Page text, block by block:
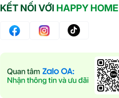
KẾT NỐI VỚI HAPPY HOME